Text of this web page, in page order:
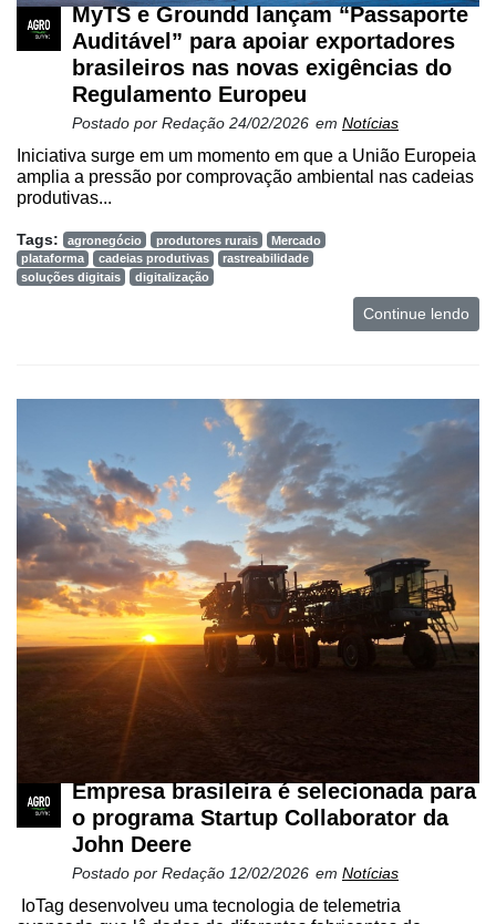
Cadastre-
se
Minha
conta
Mercado
Troca
de
Cadeira
Artigos
Agenda
Agricultura
Robótica
Conectividade
Dados
MyTS e Groundd lançam “Passaporte
Auditável” para apoiar exportadores
brasileiros nas novas exigências do
Regulamento Europeu
Postado por Redação 24/02/2026 em Notícias
Iniciativa surge em um momento em que a União Europeia
amplia a pressão por comprovação ambiental nas cadeias
produtivas...
Tags: agronegócio produtores rurais
Mercado
plataforma
cadeias produtivas
rastreabilidade
soluções digitais
digitalização
Continue lendo
Empresa brasileira é selecionada para
o programa Startup Collaborator da
John Deere
Postado por Redação 12/02/2026 em Notícias
IoTag desenvolveu uma tecnologia de telemetria